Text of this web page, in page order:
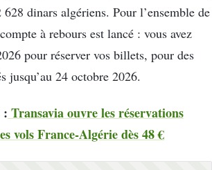
628 dinars algériens. Pour l’ensemble de
à rebours est lancé : vous avez
pour réserver vos billets, pour des
jusqu’au 24 octobre 2026.
: Transavia ouvre les réservations
vols France-Algérie dès 48 €